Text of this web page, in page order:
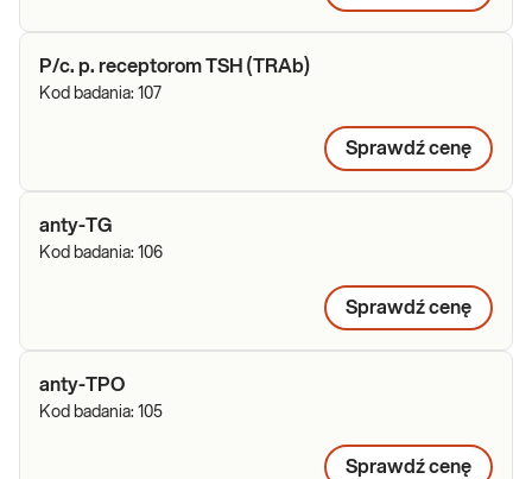
P/c. p. receptorom TSH (TRAb)
Kod badania: 107
Sprawdź cenę
anty-TG
Kod badania: 106
Sprawdź cenę
anty-TPO
Kod badania: 105
Sprawdź cenę